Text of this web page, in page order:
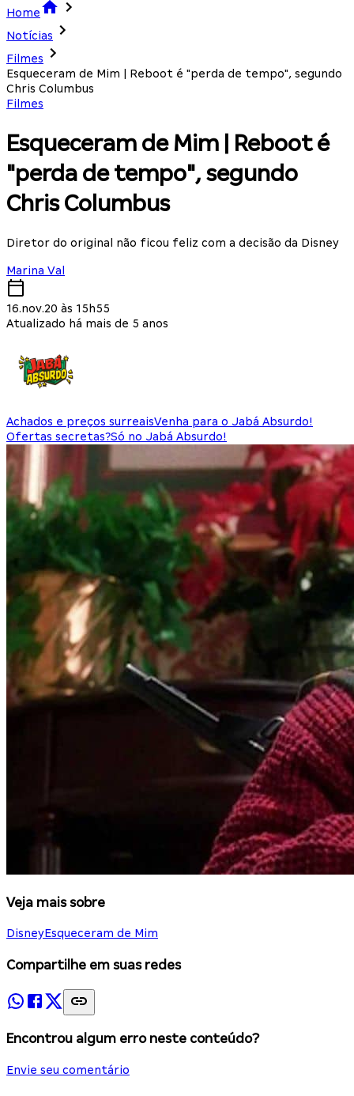
Home
Notícias
Filmes
Esqueceram de Mim | Reboot é "perda de tempo", segundo
Chris Columbus
Filmes
Esqueceram de Mim | Reboot é
"perda de tempo", segundo
Chris Columbus
Diretor do original não ficou feliz com a decisão da Disney
Marina Val
16.nov.20 às 15h55
Atualizado há mais de 5 anos
Achados e preços surreaisVenha para o Jabá Absurdo!
Ofertas secretas?Só no Jabá Absurdo!
Veja mais sobre
DisneyEsqueceram de Mim
Compartilhe em suas redes
Encontrou algum erro neste conteúdo?
Envie seu comentário